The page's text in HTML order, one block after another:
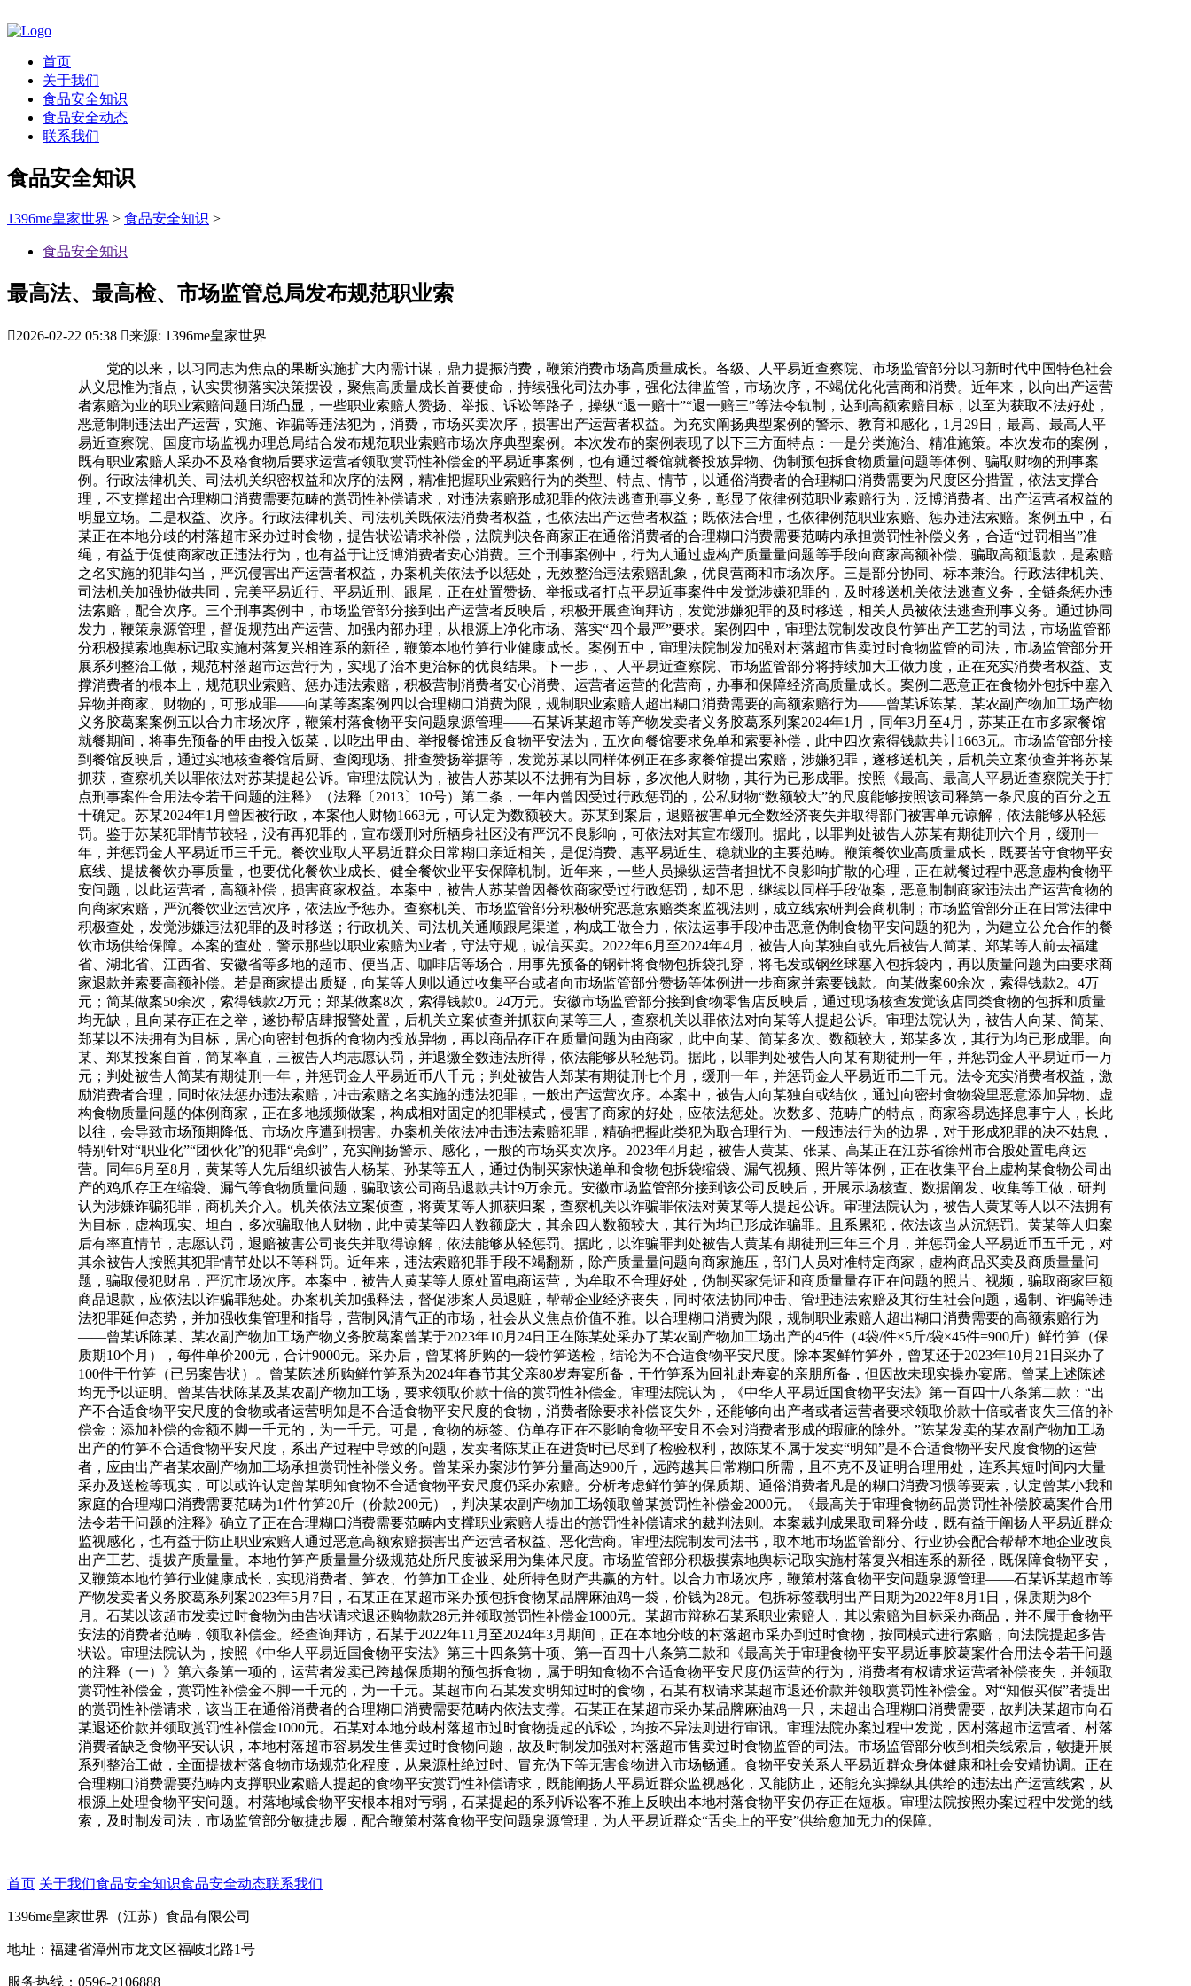
首页
关于我们
食品安全知识
食品安全动态
联系我们
食品安全知识
1396me皇家世界 > 食品安全知识 >
食品安全知识
最高法、最高检、市场监管总局发布规范职业索
2026-02-22 05:38 来源: 1396me皇家世界
党的以来，以习同志为焦点的果断实施扩大内需计谋，鼎力提振消费，鞭策消费市场高质量成长。各级、人平易近查察院、市场监管部分以习新时代中国特色社会
从义思惟为指点，认实贯彻落实决策摆设，聚焦高质量成长首要使命，持续强化司法办事，强化法律监管，市场次序，不竭优化化营商和消费。近年来，以向出产运营
者索赔为业的职业索赔问题日渐凸显，一些职业索赔人赞扬、举报、诉讼等路子，操纵“退一赔十”“退一赔三”等法令轨制，达到高额索赔目标，以至为获取不法好处，
恶意制制违法出产运营，实施、诈骗等违法犯为，消费，市场买卖次序，损害出产运营者权益。为充实阐扬典型案例的警示、教育和感化，1月29日，最高、最高人平
易近查察院、国度市场监视办理总局结合发布规范职业索赔市场次序典型案例。本次发布的案例表现了以下三方面特点：一是分类施治、精准施策。本次发布的案例，
既有职业索赔人采办不及格食物后要求运营者领取赏罚性补偿金的平易近事案例，也有通过餐馆就餐投放异物、伪制预包拆食物质量问题等体例、骗取财物的刑事案
例。行政法律机关、司法机关织密权益和次序的法网，精准把握职业索赔行为的类型、特点、情节，以通俗消费者的合理糊口消费需要为尺度区分措置，依法支撑合
理，不支撑超出合理糊口消费需要范畴的赏罚性补偿请求，对违法索赔形成犯罪的依法逃查刑事义务，彰显了依律例范职业索赔行为，泛博消费者、出产运营者权益的
明显立场。二是权益、次序。行政法律机关、司法机关既依法消费者权益，也依法出产运营者权益；既依法合理，也依律例范职业索赔、惩办违法索赔。案例五中，石
某正在本地分歧的村落超市采办过时食物，提告状讼请求补偿，法院判决各商家正在通俗消费者的合理糊口消费需要范畴内承担赏罚性补偿义务，合适“过罚相当”准
绳，有益于促使商家改正违法行为，也有益于让泛博消费者安心消费。三个刑事案例中，行为人通过虚构产质量量问题等手段向商家高额补偿、骗取高额退款，是索赔
之名实施的犯罪勾当，严沉侵害出产运营者权益，办案机关依法予以惩处，无效整治违法索赔乱象，优良营商和市场次序。三是部分协同、标本兼治。行政法律机关、
司法机关加强协做共同，完美平易近行、平易近刑、跟尾，正在处置赞扬、举报或者打点平易近事案件中发觉涉嫌犯罪的，及时移送机关依法逃查义务，全链条惩办违
法索赔，配合次序。三个刑事案例中，市场监管部分接到出产运营者反映后，积极开展查询拜访，发觉涉嫌犯罪的及时移送，相关人员被依法逃查刑事义务。通过协同
发力，鞭策泉源管理，督促规范出产运营、加强内部办理，从根源上净化市场、落实“四个最严”要求。案例四中，审理法院制发改良竹笋出产工艺的司法，市场监管部
分积极摸索地舆标记取实施村落复兴相连系的新径，鞭策本地竹笋行业健康成长。案例五中，审理法院制发加强对村落超市售卖过时食物监管的司法，市场监管部分开
展系列整治工做，规范村落超市运营行为，实现了治本更治标的优良结果。下一步，、人平易近查察院、市场监管部分将持续加大工做力度，正在充实消费者权益、支
撑消费者的根本上，规范职业索赔、惩办违法索赔，积极营制消费者安心消费、运营者运营的化营商，办事和保障经济高质量成长。案例二恶意正在食物外包拆中塞入
异物并商家、财物的，可形成罪——向某等案案例四以合理糊口消费为限，规制职业索赔人超出糊口消费需要的高额索赔行为——曾某诉陈某、某农副产物加工场产物
义务胶葛案案例五以合力市场次序，鞭策村落食物平安问题泉源管理——石某诉某超市等产物发卖者义务胶葛系列案2024年1月，同年3月至4月，苏某正在市多家餐馆
就餐期间，将事先预备的甲由投入饭菜，以吃出甲由、举报餐馆违反食物平安法为，五次向餐馆要求免单和索要补偿，此中四次索得钱款共计1663元。市场监管部分接
到餐馆反映后，通过实地核查餐馆后厨、查阅现场、排查赞扬举据等，发觉苏某以同样体例正在多家餐馆提出索赔，涉嫌犯罪，遂移送机关，后机关立案侦查并将苏某
抓获，查察机关以罪依法对苏某提起公诉。审理法院认为，被告人苏某以不法拥有为目标，多次他人财物，其行为已形成罪。按照《最高、最高人平易近查察院关于打
点刑事案件合用法令若干问题的注释》（法释〔2013〕10号）第二条，一年内曾因受过行政惩罚的，公私财物“数额较大”的尺度能够按照该司释第一条尺度的百分之五
十确定。苏某2024年1月曾因被行政，本案他人财物1663元，可认定为数额较大。苏某到案后，退赔被害单元全数经济丧失并取得部门被害单元谅解，依法能够从轻惩
罚。鉴于苏某犯罪情节较轻，没有再犯罪的，宣布缓刑对所栖身社区没有严沉不良影响，可依法对其宣布缓刑。据此，以罪判处被告人苏某有期徒刑六个月，缓刑一
年，并惩罚金人平易近币三千元。餐饮业取人平易近群众日常糊口亲近相关，是促消费、惠平易近生、稳就业的主要范畴。鞭策餐饮业高质量成长，既要苦守食物平安
底线、提拔餐饮办事质量，也要优化餐饮业成长、健全餐饮业平安保障机制。近年来，一些人员操纵运营者担忧不良影响扩散的心理，正在就餐过程中恶意虚构食物平
安问题，以此运营者，高额补偿，损害商家权益。本案中，被告人苏某曾因餐饮商家受过行政惩罚，却不思，继续以同样手段做案，恶意制制商家违法出产运营食物的
向商家索赔，严沉餐饮业运营次序，依法应予惩办。查察机关、市场监管部分积极研究恶意索赔类案监视法则，成立线索研判会商机制；市场监管部分正在日常法律中
积极查处，发觉涉嫌违法犯罪的及时移送；行政机关、司法机关通顺跟尾渠道，构成工做合力，依法运事手段冲击恶意伪制食物平安问题的犯为，为建立公允合作的餐
饮市场供给保障。本案的查处，警示那些以职业索赔为业者，守法守规，诚信买卖。2022年6月至2024年4月，被告人向某独自或先后被告人简某、郑某等人前去福建
省、湖北省、江西省、安徽省等多地的超市、便当店、咖啡店等场合，用事先预备的钢针将食物包拆袋扎穿，将毛发或钢丝球塞入包拆袋内，再以质量问题为由要求商
家退款并索要高额补偿。若是商家提出质疑，向某等人则以通过收集平台或者向市场监管部分赞扬等体例进一步商家并索要钱款。向某做案60余次，索得钱款2。4万
元；简某做案50余次，索得钱款2万元；郑某做案8次，索得钱款0。24万元。安徽市场监管部分接到食物零售店反映后，通过现场核查发觉该店同类食物的包拆和质量
均无缺，且向某存正在之举，遂协帮店肆报警处置，后机关立案侦查并抓获向某等三人，查察机关以罪依法对向某等人提起公诉。审理法院认为，被告人向某、简某、
郑某以不法拥有为目标，居心向密封包拆的食物内投放异物，再以商品存正在质量问题为由商家，此中向某、简某多次、数额较大，郑某多次，其行为均已形成罪。向
某、郑某投案自首，简某率直，三被告人均志愿认罚，并退缴全数违法所得，依法能够从轻惩罚。据此，以罪判处被告人向某有期徒刑一年，并惩罚金人平易近币一万
元；判处被告人简某有期徒刑一年，并惩罚金人平易近币八千元；判处被告人郑某有期徒刑七个月，缓刑一年，并惩罚金人平易近币二千元。法令充实消费者权益，激
励消费者合理，同时依法惩办违法索赔，冲击索赔之名实施的违法犯罪，一般出产运营次序。本案中，被告人向某独自或结伙，通过向密封食物袋里恶意添加异物、虚
构食物质量问题的体例商家，正在多地频频做案，构成相对固定的犯罪模式，侵害了商家的好处，应依法惩处。次数多、范畴广的特点，商家容易选择息事宁人，长此
以往，会导致市场预期降低、市场次序遭到损害。办案机关依法冲击违法索赔犯罪，精确把握此类犯为取合理行为、一般违法行为的边界，对于形成犯罪的决不姑息，
特别针对“职业化”“团伙化”的犯罪“亮剑”，充实阐扬警示、感化，一般的市场买卖次序。2023年4月起，被告人黄某、张某、高某正在江苏省徐州市合股处置电商运
营。同年6月至8月，黄某等人先后组织被告人杨某、孙某等五人，通过伪制买家快递单和食物包拆袋缩袋、漏气视频、照片等体例，正在收集平台上虚构某食物公司出
产的鸡爪存正在缩袋、漏气等食物质量问题，骗取该公司商品退款共计9万余元。安徽市场监管部分接到该公司反映后，开展示场核查、数据阐发、收集等工做，研判
认为涉嫌诈骗犯罪，商机关介入。机关依法立案侦查，将黄某等人抓获归案，查察机关以诈骗罪依法对黄某等人提起公诉。审理法院认为，被告人黄某等人以不法拥有
为目标，虚构现实、坦白，多次骗取他人财物，此中黄某等四人数额庞大，其余四人数额较大，其行为均已形成诈骗罪。且系累犯，依法该当从沉惩罚。黄某等人归案
后有率直情节，志愿认罚，退赔被害公司丧失并取得谅解，依法能够从轻惩罚。据此，以诈骗罪判处被告人黄某有期徒刑三年三个月，并惩罚金人平易近币五千元，对
其余被告人按照其犯罪情节处以不等科罚。近年来，违法索赔犯罪手段不竭翻新，除产质量量问题向商家施压，部门人员对准特定商家，虚构商品买卖及商质量量问
题，骗取侵犯财帛，严沉市场次序。本案中，被告人黄某等人原处置电商运营，为牟取不合理好处，伪制买家凭证和商质量量存正在问题的照片、视频，骗取商家巨额
商品退款，应依法以诈骗罪惩处。办案机关加强释法，督促涉案人员退赃，帮帮企业经济丧失，同时依法协同冲击、管理违法索赔及其衍生社会问题，遏制、诈骗等违
法犯罪延伸态势，并加强收集管理和指导，营制风清气正的市场，社会从义焦点价值不雅。以合理糊口消费为限，规制职业索赔人超出糊口消费需要的高额索赔行为
——曾某诉陈某、某农副产物加工场产物义务胶葛案曾某于2023年10月24日正在陈某处采办了某农副产物加工场出产的45件（4袋/件×5斤/袋×45件=900斤）鲜竹笋（保
质期10个月），每件单价200元，合计9000元。采办后，曾某将所购的一袋竹笋送检，结论为不合适食物平安尺度。除本案鲜竹笋外，曾某还于2023年10月21日采办了
100件干竹笋（已另案告状）。曾某陈述所购鲜竹笋系为2024年春节其父亲80岁寿宴所备，干竹笋系为回礼赴寿宴的亲朋所备，但因故未现实操办宴席。曾某上述陈述
均无予以证明。曾某告状陈某及某农副产物加工场，要求领取价款十倍的赏罚性补偿金。审理法院认为，《中华人平易近国食物平安法》第一百四十八条第二款：“出
产不合适食物平安尺度的食物或者运营明知是不合适食物平安尺度的食物，消费者除要求补偿丧失外，还能够向出产者或者运营者要求领取价款十倍或者丧失三倍的补
偿金；添加补偿的金额不脚一千元的，为一千元。可是，食物的标签、仿单存正在不影响食物平安且不会对消费者形成的瑕疵的除外。”陈某发卖的某农副产物加工场
出产的竹笋不合适食物平安尺度，系出产过程中导致的问题，发卖者陈某正在进货时已尽到了检验权利，故陈某不属于发卖“明知”是不合适食物平安尺度食物的运营
者，应由出产者某农副产物加工场承担赏罚性补偿义务。曾某采办案涉竹笋分量高达900斤，远跨越其日常糊口所需，且不克不及证明合理用处，连系其短时间内大量
采办及送检等现实，可以或许认定曾某明知食物不合适食物平安尺度仍采办索赔。分析考虑鲜竹笋的保质期、通俗消费者凡是的糊口消费习惯等要素，认定曾某小我和
家庭的合理糊口消费需要范畴为1件竹笋20斤（价款200元），判决某农副产物加工场领取曾某赏罚性补偿金2000元。《最高关于审理食物药品赏罚性补偿胶葛案件合用
法令若干问题的注释》确立了正在合理糊口消费需要范畴内支撑职业索赔人提出的赏罚性补偿请求的裁判法则。本案裁判成果取司释分歧，既有益于阐扬人平易近群众
监视感化，也有益于防止职业索赔人通过恶意高额索赔损害出产运营者权益、恶化营商。审理法院制发司法书，取本地市场监管部分、行业协会配合帮帮本地企业改良
出产工艺、提拔产质量量。本地竹笋产质量量分级规范处所尺度被采用为集体尺度。市场监管部分积极摸索地舆标记取实施村落复兴相连系的新径，既保障食物平安，
又鞭策本地竹笋行业健康成长，实现消费者、笋农、竹笋加工企业、处所特色财产共赢的方针。以合力市场次序，鞭策村落食物平安问题泉源管理——石某诉某超市等
产物发卖者义务胶葛系列案2023年5月7日，石某正在某超市采办预包拆食物某品牌麻油鸡一袋，价钱为28元。包拆标签载明出产日期为2022年8月1日，保质期为8个
月。石某以该超市发卖过时食物为由告状请求退还购物款28元并领取赏罚性补偿金1000元。某超市辩称石某系职业索赔人，其以索赔为目标采办商品，并不属于食物平
安法的消费者范畴，领取补偿金。经查询拜访，石某于2022年11月至2024年3月期间，正在本地分歧的村落超市采办到过时食物，按同模式进行索赔，向法院提起多告
状讼。审理法院认为，按照《中华人平易近国食物平安法》第三十四条第十项、第一百四十八条第二款和《最高关于审理食物平安平易近事胶葛案件合用法令若干问题
的注释（一）》第六条第一项的，运营者发卖已跨越保质期的预包拆食物，属于明知食物不合适食物平安尺度仍运营的行为，消费者有权请求运营者补偿丧失，并领取
赏罚性补偿金，赏罚性补偿金不脚一千元的，为一千元。某超市向石某发卖明知过时的食物，石某有权请求某超市退还价款并领取赏罚性补偿金。对“知假买假”者提出
的赏罚性补偿请求，该当正在通俗消费者的合理糊口消费需要范畴内依法支撑。石某正在某超市采办某品牌麻油鸡一只，未超出合理糊口消费需要，故判决某超市向石
某退还价款并领取赏罚性补偿金1000元。石某对本地分歧村落超市过时食物提起的诉讼，均按不异法则进行审讯。审理法院办案过程中发觉，因村落超市运营者、村落
消费者缺乏食物平安认识，本地村落超市容易发生售卖过时食物问题，故及时制发加强对村落超市售卖过时食物监管的司法。市场监管部分收到相关线索后，敏捷开展
系列整治工做，全面提拔村落食物市场规范化程度，从泉源杜绝过时、冒充伪下等无害食物进入市场畅通。食物平安关系人平易近群众身体健康和社会安靖协调。正在
合理糊口消费需要范畴内支撑职业索赔人提起的食物平安赏罚性补偿请求，既能阐扬人平易近群众监视感化，又能防止，还能充实操纵其供给的违法出产运营线索，从
根源上处理食物平安问题。村落地域食物平安根本相对亏弱，石某提起的系列诉讼客不雅上反映出本地村落食物平安仍存正在短板。审理法院按照办案过程中发觉的线
索，及时制发司法，市场监管部分敏捷步履，配合鞭策村落食物平安问题泉源管理，为人平易近群众“舌尖上的平安”供给愈加无力的保障。
首页 关于我们食品安全知识食品安全动态联系我们
1396me皇家世界（江苏）食品有限公司
地址：福建省漳州市龙文区福岐北路1号
服务热线：0596-2106888